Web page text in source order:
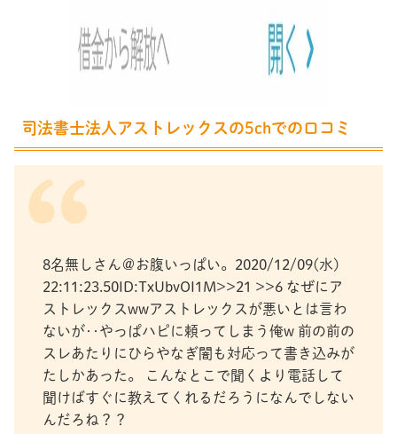
司法書士法人アストレックスの5chでの口コミ
8名無しさん＠お腹いっぱい。2020/12/09(水)
22:11:23.50ID:TxUbvOI1M>>21 >>6 なぜにア
ストレックスwwアストレックスが悪いとは言わ
ないが‥やっぱハピに頼ってしまう俺w 前の前の
スレあたりにひらやなぎ闇も対応って書き込みが
たしかあった。 こんなとこで聞くより電話して
聞けばすぐに教えてくれるだろうになんでしない
んだろね？？